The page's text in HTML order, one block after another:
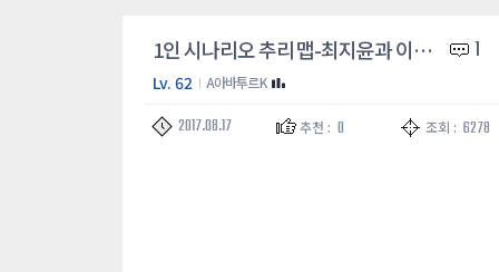
1인 시나리오 추리 맵-최지윤과 이상한 마을 1
Lv. 62 A아바투르K
2017.08.17 추천 : 0 조회 : 6278